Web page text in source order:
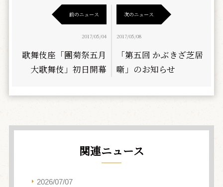
前のニュース
2017/05/04
歌舞伎座「團菊祭五月
大歌舞伎」初日開幕
次のニュース
2017/05/08
「第五回 かぶきざ芝居
噺」のお知らせ
関連ニュース
2026/07/07